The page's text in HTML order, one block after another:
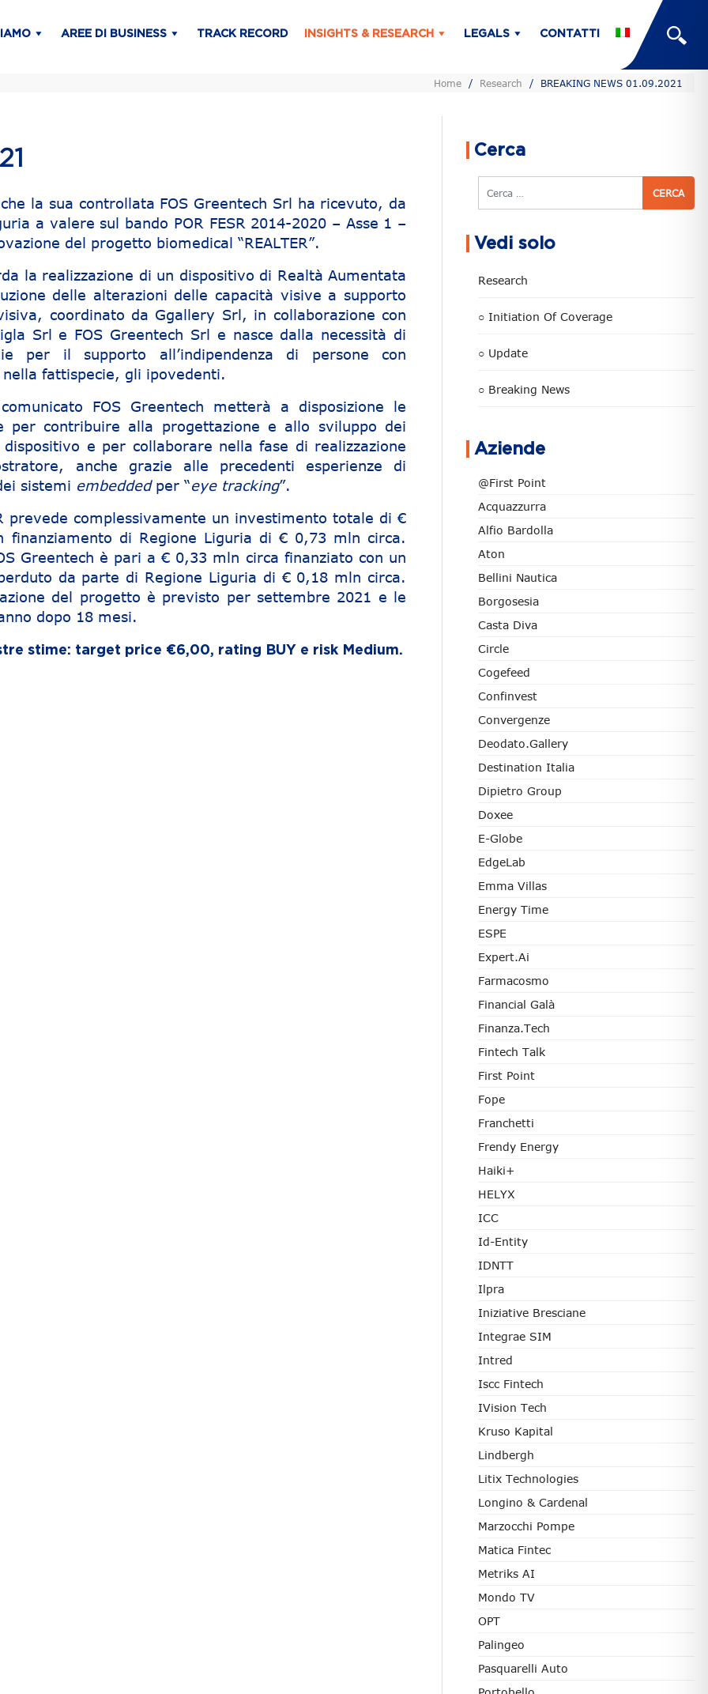
AREE DI BUSINESS TRACK RECORD INSIGHTS & RESEARCH LEGALS CONTATTI
Home / Research / BREAKING NEWS 01.09.2021
la sua controllata FOS Greentech Srl ha ricevuto, da
a valere sul bando POR FESR 2014-2020 – Asse 1 –
del progetto biomedical “REALTER”.
la realizzazione di un dispositivo di Realtà Aumentata
delle alterazioni delle capacità visive a supporto
coordinato da Ggallery Srl, in collaborazione con
Srl e FOS Greentech Srl e nasce dalla necessità di
per il supporto all’indipendenza di persone con
fattispecie, gli ipovedenti.
FOS Greentech metterà a disposizione le
per contribuire alla progettazione e allo sviluppo dei
e per collaborare nella fase di realizzazione
anche grazie alle precedenti esperienze di
sistemi embeddedper “eye tracking”.
prevede complessivamente un investimento totale di €
finanziamento di Regione Liguria di € 0,73 mln circa.
Greentech è pari a € 0,33 mln circa finanziato con un
da parte di Regione Liguria di € 0,18 mln circa.
del progetto è previsto per settembre 2021 e le
dopo 18 mesi.
stime: target price €6,00, rating BUY e risk Medium.
Cerca
Cerca
Vedi solo
Research
○ Initiation Of Coverage
○ Update
○ Breaking News
Aziende
@First Point
Acquazzurra
Alfio Bardolla
Aton
Bellini Nautica
Borgosesia
Casta Diva
Circle
Cogefeed
Confinvest
Convergenze
Deodato.Gallery
Destination Italia
Dipietro Group
Doxee
E-Globe
EdgeLab
Emma Villas
Energy Time
ESPE
Expert.ai
Farmacosmo
Financial Galà
Finanza.tech
Fintech Talk
First Point
Fope
Franchetti
Frendy Energy
Haiki+
HELYX
ICC
Id-Entity
IDNTT
Ilpra
Iniziative Bresciane
Integrae SIM
Intred
Iscc Fintech
IVision Tech
Kruso Kapital
Lindbergh
Litix Technologies
Longino & Cardenal
Marzocchi Pompe
Matica Fintec
Metriks AI
Mondo TV
OPT
Palingeo
Pasquarelli Auto